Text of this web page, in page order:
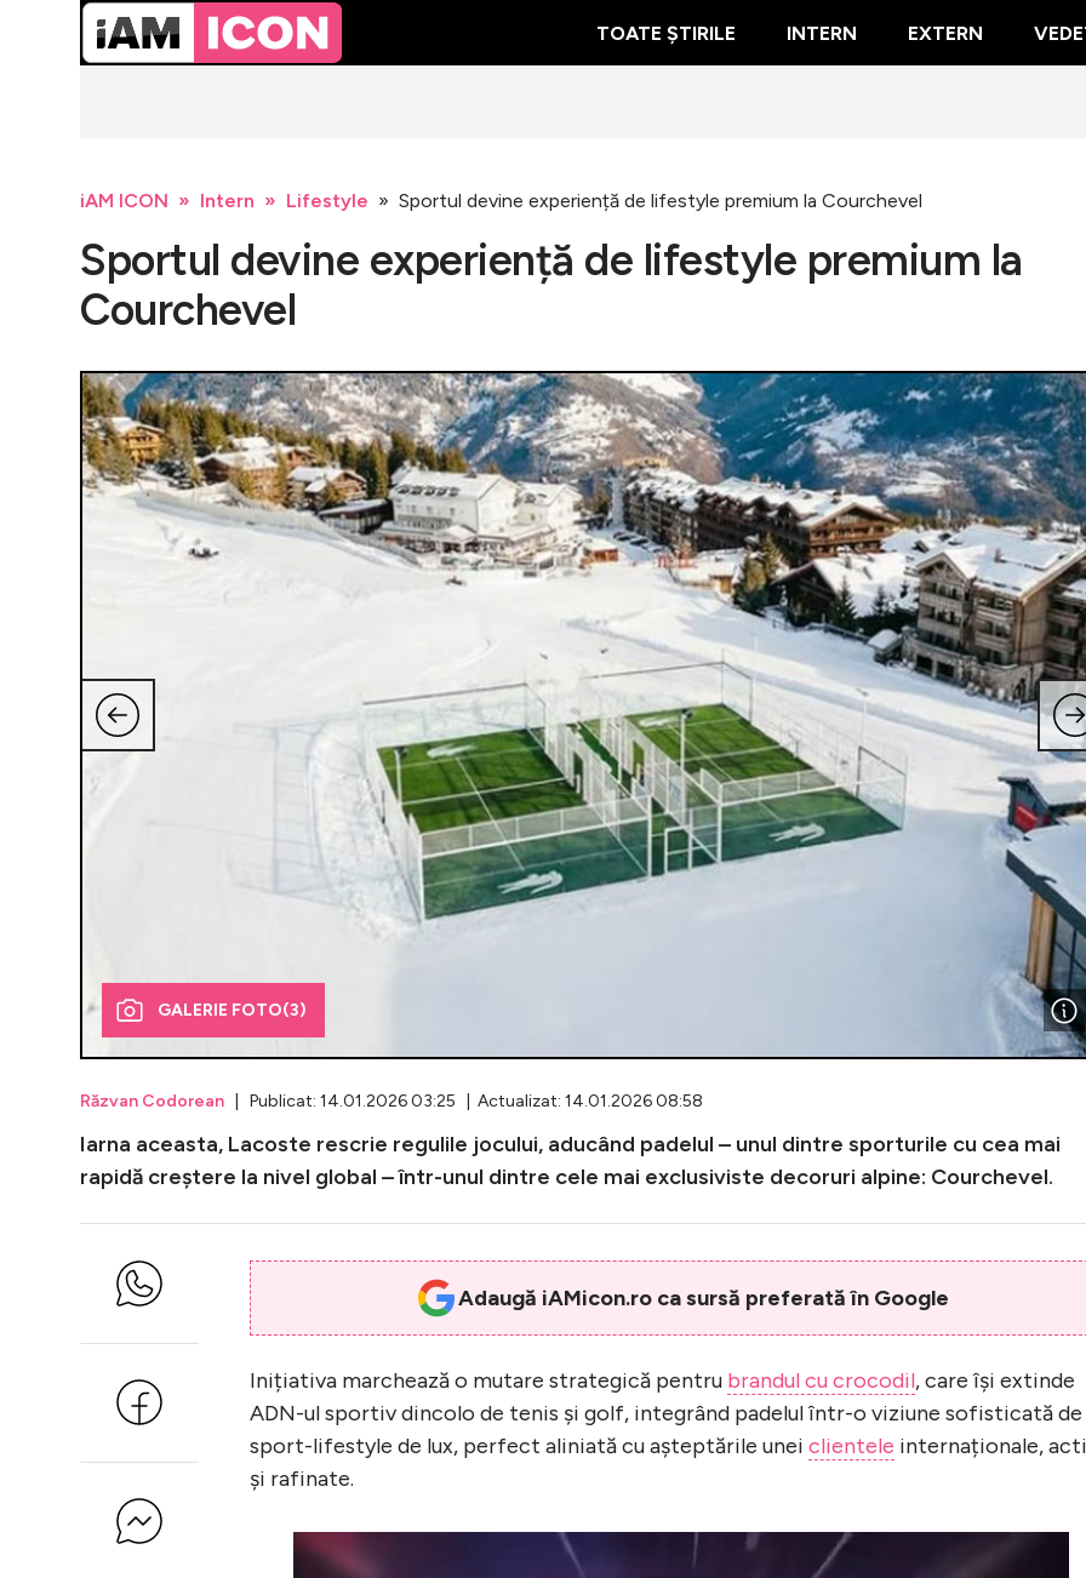
TOATE ȘTIRILE INTERN EXTERN
iAM ICON Intern Lifestyle Sportul devine experiență de lifestyle premium la Courchevel
Sportul devine experiență de lifestyle premium la
Courchevel
GALERIE FOTO(3)
Răzvan Codorean | Publicat: 14.01.2026 03:25 | Actualizat: 14.01.2026 08:58
Iarna aceasta, Lacoste rescrie regulile jocului, aducând padelul – unul dintre sporturile cu cea mai
rapidă creștere la nivel global – într-unul dintre cele mai exclusiviste decoruri alpine: Courchevel.
Adaugă iAMicon.ro ca sursă preferată în Google
Inițiativa marchează o mutare strategică pentru brandul cu crocodil, care își extinde
ADN-ul sportiv dincolo de tenis și golf, integrând padelul într-o viziune sofisticată de
sport-lifestyle de lux, perfect aliniată cu așteptările unei clientele internaționale,
și rafinate.